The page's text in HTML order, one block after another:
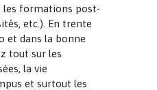
les formations post-
etc.). En trente
et dans la bonne
tout sur les
la vie
et surtout les